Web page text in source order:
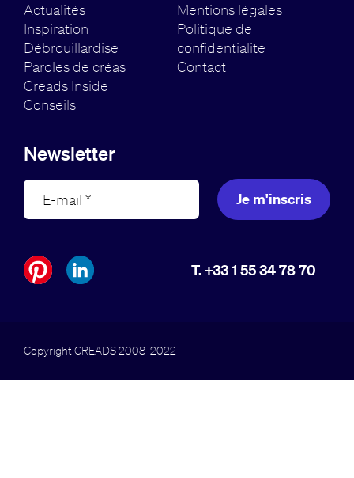
Actualités
Inspiration
Débrouillardise
Paroles de créas
Creads Inside
Conseils
Mentions légales
Politique de
confidentialité
Contact
Newsletter
Je m'inscris
T. +33 1 55 34 78 70
Copyright CREADS 2008-2022